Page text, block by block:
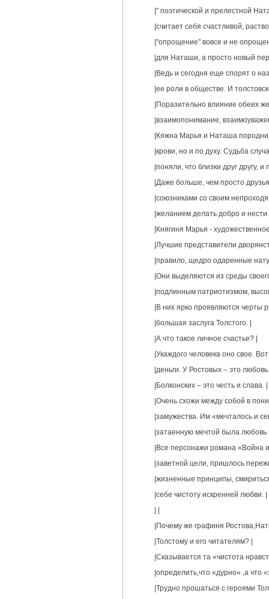
|" поэтической и прелестной
|считает себя счастливой,
|"опрощение" вовсе и не
|для Наташи, а просто новый
|Ведь и сегодня еще спорят о
|ее роли в обществе. И
|Поразительно влияние обеих
|взаимопонимание,
|Кяжна Марья и Наташа
|крови, но и по духу. Судьба
|поняли, что близки друг другу,
|Даже больше, чем просто
|союзниками со своим
|желанием делать добро и
|Княгиня Марья -
|Лучшие представители
|правило, щедро одаренные
|Они выделяются из среды
|подлинным патриотизмом,
|В них ярко проявляются черты
|большая заслуга Толстого. |
|А что такое личное счастье? |
|Укаждого человека оно свое.
|деньги. У Ростовых – это
|Болконских – это честь и слава. |
|Очень схожи между собой в
|замужества. Им «мечталось и
|затаенную мечтой была любовь
|Все персонажи романа «Война
|заветной цели, пришлось
|жизненные принципы,
|себе чистоту искренней любви. |
|Почему же графиня
|Толстому и его читателям? |
|Сказывается та «чистота
|определить,что «дурно» ,а что
|Трудно прошаться с героями